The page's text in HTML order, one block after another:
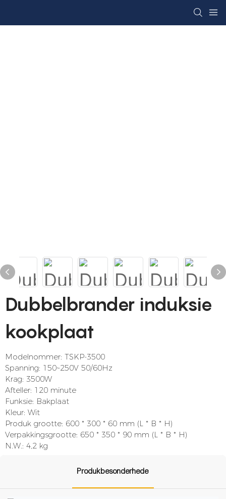
Dubbelbrander induksie
kookplaat
Modelnommer: TSKP-3500
Spanning: 150~250V 50/60Hz
Krag: 3500W
Afteller: 120 minute
Funksie: Bakplaat
Kleur: Wit
Produk grootte: 600 * 300 * 60 mm (L * B * H)
Verpakkingsgrootte: 650 * 350 * 90 mm (L * B * H)
N.W.: 4,2 kg
Produkbesonderhede